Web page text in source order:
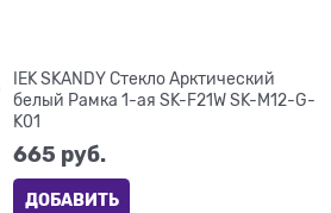
IEK SKANDY Стекло Арктический
белый Рамка 1-ая SK-F21W SK-M12-G-
K01
665 руб.
ДОБАВИТЬ